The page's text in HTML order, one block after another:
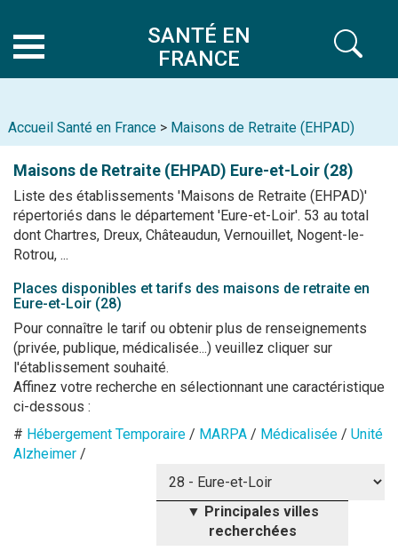
SANTÉ EN
FRANCE
Accueil Santé en France > Maisons de Retraite (EHPAD)
Maisons de Retraite (EHPAD) Eure-et-Loir (28)
Liste des établissements 'Maisons de Retraite (EHPAD)'
répertoriés dans le département 'Eure-et-Loir'. 53 au total
dont Chartres, Dreux, Châteaudun, Vernouillet, Nogent-le-
Rotrou, ...
Places disponibles et tarifs des maisons de retraite en
Eure-et-Loir (28)
Pour connaître le tarif ou obtenir plus de renseignements
(privée, publique, médicalisée...) veuillez cliquer sur
l'établissement souhaité.
Affinez votre recherche en sélectionnant une caractéristique
ci-dessous :
# Hébergement Temporaire / MARPA / Médicalisée / Unité
Alzheimer /
▼ Principales villes
recherchées